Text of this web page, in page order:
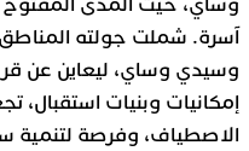
وساي، حيث المدى
آسرة. شملت جولته المناطق
وسيدي وساي، ليعاين عن
إمكانيات وبنيات استقبال،
الاصطياف، وفرصة لتنمية